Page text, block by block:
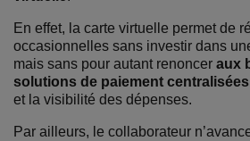
En effet, la carte virtuelle permet de
occasionnelles sans investir dans
mais sans pour autant renoncer aux
solutions de paiement centralisées
et la visibilité des dépenses.
Par ailleurs, le collaborateur